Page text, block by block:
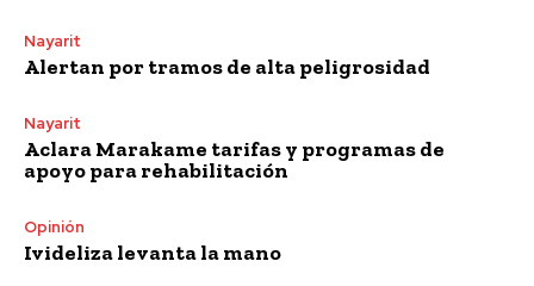
Nayarit
Alertan por tramos de alta peligrosidad
Nayarit
Aclara Marakame tarifas y programas de
apoyo para rehabilitación
Opinión
Ivideliza levanta la mano